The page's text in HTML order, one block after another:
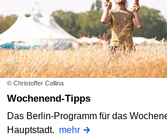
© Christoffer Collina
Wochenend-Tipps
Das Berlin-Programm für das
Hauptstadt. mehr